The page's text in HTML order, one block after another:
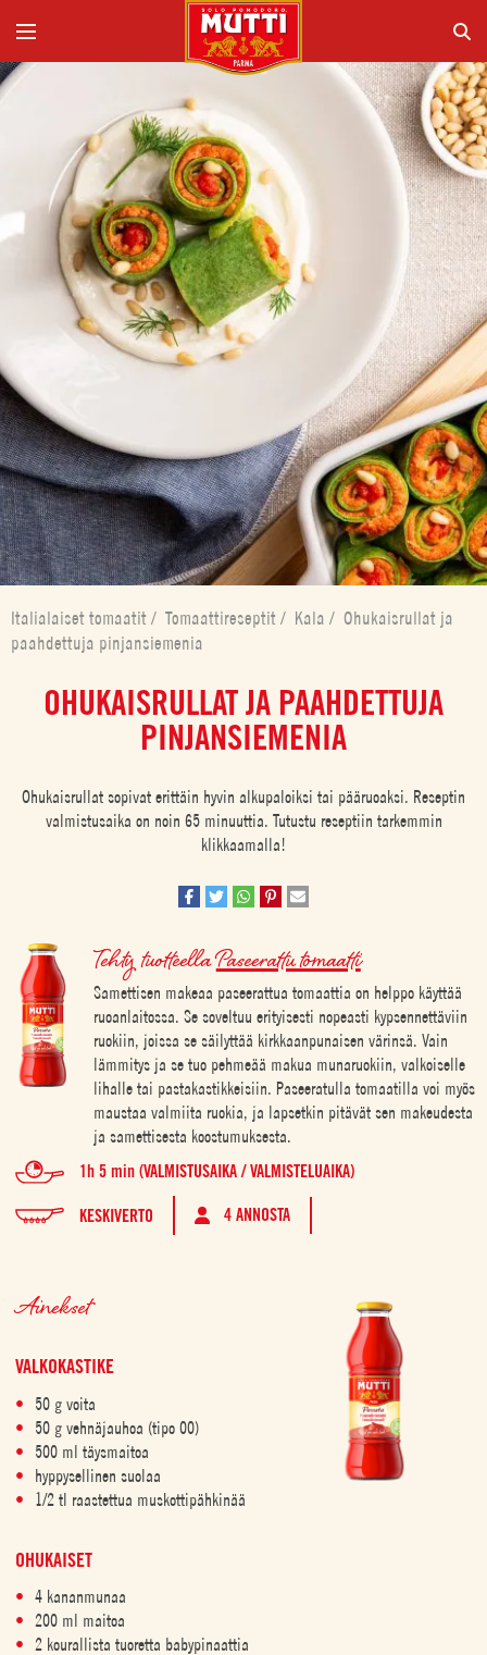
Italialaiset tomaatit / Tomaattireseptit / Kala / Ohukaisrullat ja
paahdettuja pinjansiemenia
OHUKAISRULLAT JA PAAHDETTUJA
PINJANSIEMENIA
Ohukaisrullat sopivat erittäin hyvin alkupaloiksi tai pääruoaksi. Reseptin
valmistusaika on noin 65 minuuttia. Tutustu reseptiin tarkemmin
klikkaamalla!
Tehty tuotteellaPaseerattu tomaatti
Samettisen makeaa paseerattua tomaattia on helppo käyttää
ruoanlaitossa. Se soveltuu erityisesti nopeasti kypsennettäviin
ruokiin, joissa se säilyttää kirkkaanpunaisen värinsä. Vain
lämmitys ja se tuo pehmeää makua munaruokiin, valkoiselle
lihalle tai pastakastikkeisiin. Paseeratulla tomaatilla voi myös
maustaa valmiita ruokia, ja lapsetkin pitävät sen makeudesta
ja samettisesta koostumuksesta.
1h 5 min (VALMISTUSAIKA / VALMISTELUAIKA)
KESKIVERTO 4 ANNOSTA
Ainekset
VALKOKASTIKE
50 g voita
50 g vehnäjauhoa (tipo 00)
500 ml täysmaitoa
hyppysellinen suolaa
1/2 tl raastettua muskottipähkinää
OHUKAISET
4 kananmunaa
200 ml maitoa
2 kourallista tuoretta babypinaattia